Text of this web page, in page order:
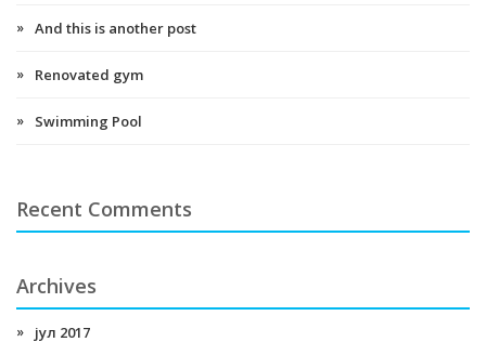
And this is another post
Renovated gym
Swimming Pool
Recent Comments
Archives
јул 2017